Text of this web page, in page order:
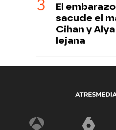
El
sacude el
Cihan y
lejana